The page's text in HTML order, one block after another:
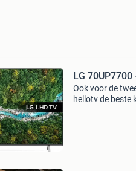
LG
Ook voor de
hellotv de beste